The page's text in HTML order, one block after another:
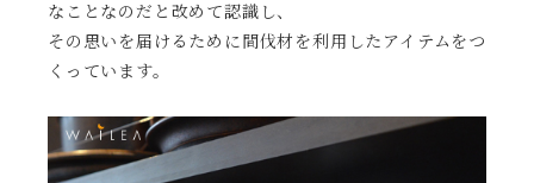
なことなのだと改めて認識し、
その思いを届けるために間伐材を利用したアイテムをつ
くっています。